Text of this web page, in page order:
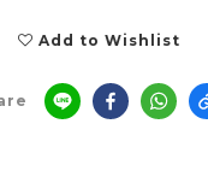
Add to Wishlist